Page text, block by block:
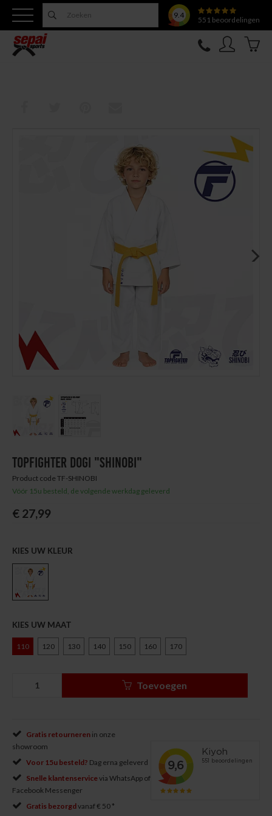
9.4
551 beoordelingen
TOPFIGHTER DOGI "SHINOBI"
Product code TF-SHINOBI
Vóór 15u besteld, de volgende werkdag geleverd
€ 27,99
KIES UW KLEUR
KIES UW MAAT
110 120 130 140 150 160 170
Toevoegen
Gratis retourneren in onze
showroom
Voor 15u besteld? Dag erna geleverd
Snelle klantenservicevia WhatsApp of
Facebook Messenger
Gratis bezorgdvanaf € 50 *